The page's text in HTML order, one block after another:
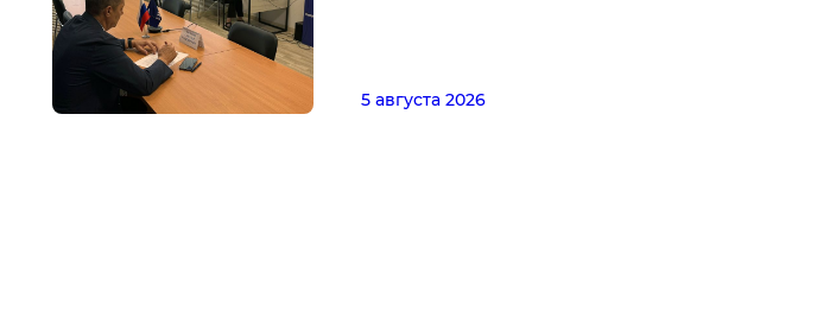
5 августа 2026